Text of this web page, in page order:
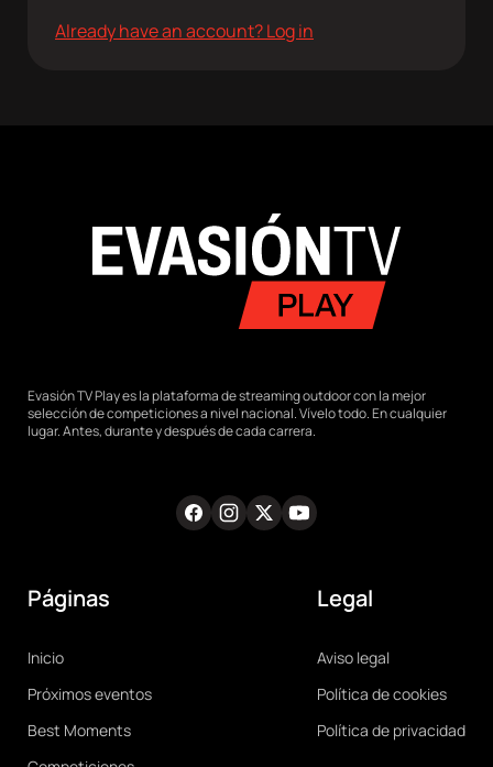
Already have an account? Log in
Evasión TV Play es la plataforma de streaming outdoor con la mejor
selección de competiciones a nivel nacional. Vívelo todo. En cualquier
lugar. Antes, durante y después de cada carrera.
RRSS
FacebookInstagram
TwitterYoutube
Páginas
Main
navigation
Inicio
Próximos eventos
Best Moments
Legal
Legal
Aviso legal
Política de cookies
Política de privacidad